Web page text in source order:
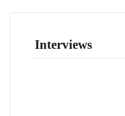
Interviews